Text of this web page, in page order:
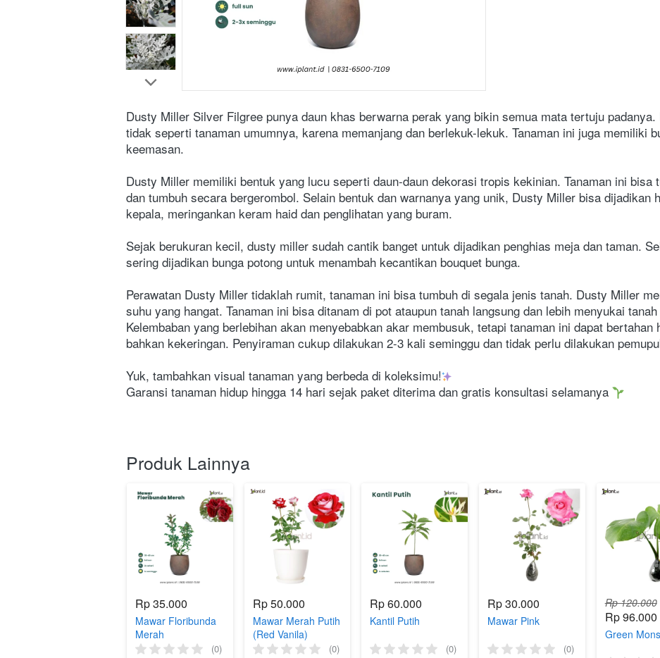
Dusty Miller Silver Filgree punya daun khas berwarna perak yang bikin semua mata tertuju
tidak seperti tanaman umumnya, karena memanjang dan berlekuk-lekuk. Tanaman ini juga memiliki
keemasan.
Dusty Miller memiliki bentuk yang lucu seperti daun-daun dekorasi tropis kekinian. Tanaman ini bisa
dan tumbuh secara bergerombol. Selain bentuk dan warnanya yang unik, Dusty Miller bisa dijadikan
kepala, meringankan keram haid dan penglihatan yang buram.
Sejak berukuran kecil, dusty miller sudah cantik banget untuk dijadikan penghias meja dan taman.
sering dijadikan bunga potong untuk menambah kecantikan bouquet bunga.
Perawatan Dusty Miller tidaklah rumit, tanaman ini bisa tumbuh di segala jenis tanah. Dusty Miller
suhu yang hangat. Tanaman ini bisa ditanam di pot ataupun tanah langsung dan lebih menyukai
Kelembaban yang berlebihan akan menyebabkan akar membusuk, tetapi tanaman ini dapat
bahkan kekeringan. Penyiraman cukup dilakukan 2-3 kali seminggu dan tidak perlu dilakukan
Yuk, tambahkan visual tanaman yang berbeda di koleksimu!
Garansi tanaman hidup hingga 14 hari sejak paket diterima dan gratis konsultasi selamanya
Produk Lainnya
Rp 35.000
Mawar Floribunda
Merah
(0)
Rp 50.000
Mawar Merah Putih
(Red Vanila)
(0)
Rp 60.000
Kantil Putih
(0)
Rp 30.000
Mawar Pink
(0)
Rp 120.000
Rp 96.000
Green